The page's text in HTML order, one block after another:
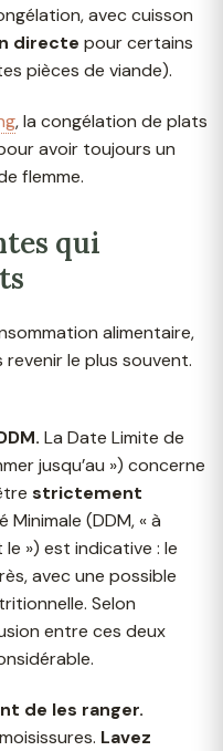
avec cuisson
directe pour certains
pièces de viande).
, la congélation de plats
avoir toujours un
flemme.
qui
alimentaire,
revenir le plus souvent.
La Date Limite de
jusqu’au ») concerne
strictement
Minimale (DDM, « à
») est indicative : le
avec une possible
Selon
entre ces deux
de les ranger.
Lavez